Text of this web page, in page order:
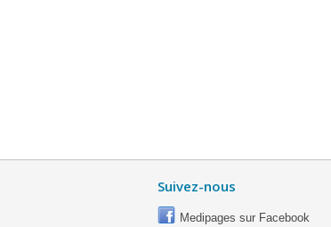
Suivez-nous
Medipages sur Facebook